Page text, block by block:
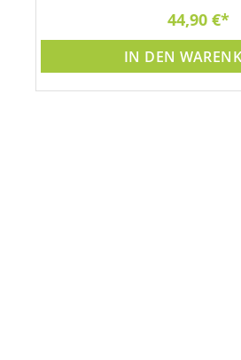
44,90 €
IN DEN